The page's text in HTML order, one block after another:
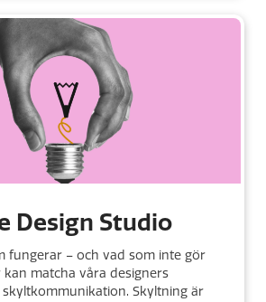
Design Studio
fungerar – och vad som inte gör
kan matcha våra designers
Skyltning är